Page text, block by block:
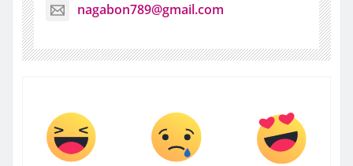
nagabon789@gmail.com